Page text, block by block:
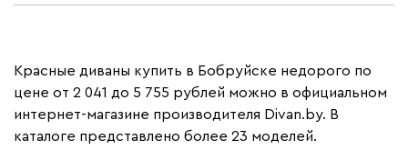
Красные диваны купить в Бобруйске недорого по
цене от 2 041 до 5 755 рублей можно в официальном
интернет-магазине производителя Divan.by. В
каталоге представлено более 23 моделей.